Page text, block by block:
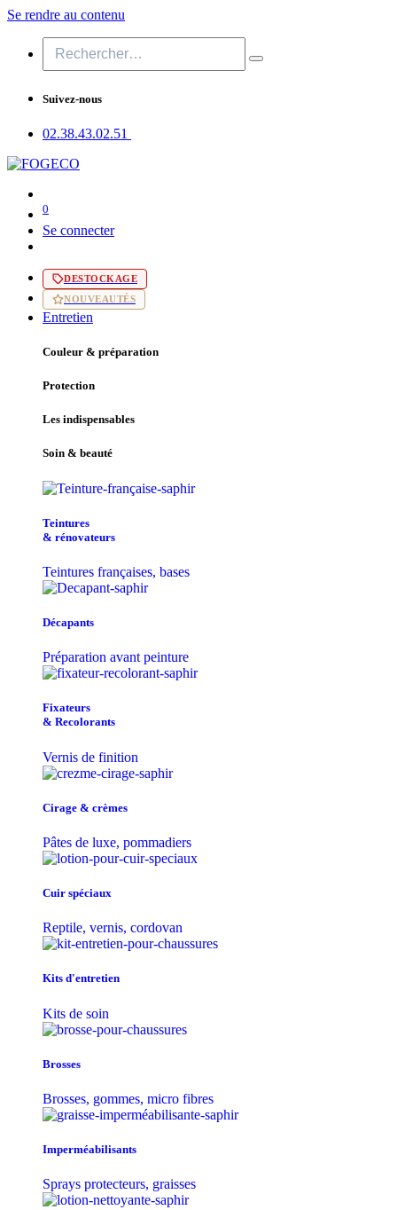
Se rendre au contenu
Suivez-nous
02.38.43​.02.51
0
Se connecter
DESTOCKAGE
NOUVEAUTÉS
Entretien
Couleur & préparation
Protection
Les indispensables
Soin & beauté
Teintu​res
& r​é​novateurs
Teintures françaises, bases
Décapants
Préparation avant peinture
Fixateurs
& Recolorants
Vernis de finition
Cirage & crèmes
Pâtes de luxe, pommadiers
Cuir spéciaux
Reptile, vernis, cordovan
Kits d'entretien
Kits de soin
Brosses
Brosses, gommes, micro fibres
Imperméabilisants
Sprays protecteurs, graisses